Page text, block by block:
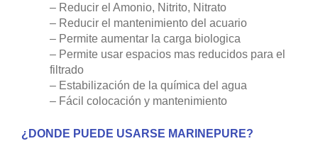
– Reducir el Amonio, Nitrito, Nitrato
– Reducir el mantenimiento del acuario
– Permite aumentar la carga biologica
– Permite usar espacios mas reducidos para el
filtrado
– Estabilización de la química del agua
– Fácil colocación y mantenimiento
¿DONDE PUEDE USARSE MARINEPURE?